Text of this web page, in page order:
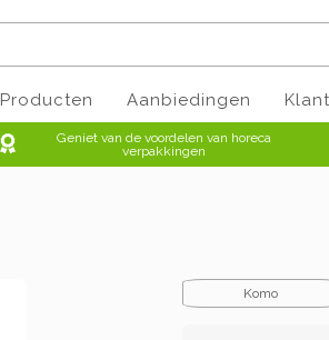
Producten Aanbiedingen
Geniet van de voordelen van horeca
verpakkingen
Komo